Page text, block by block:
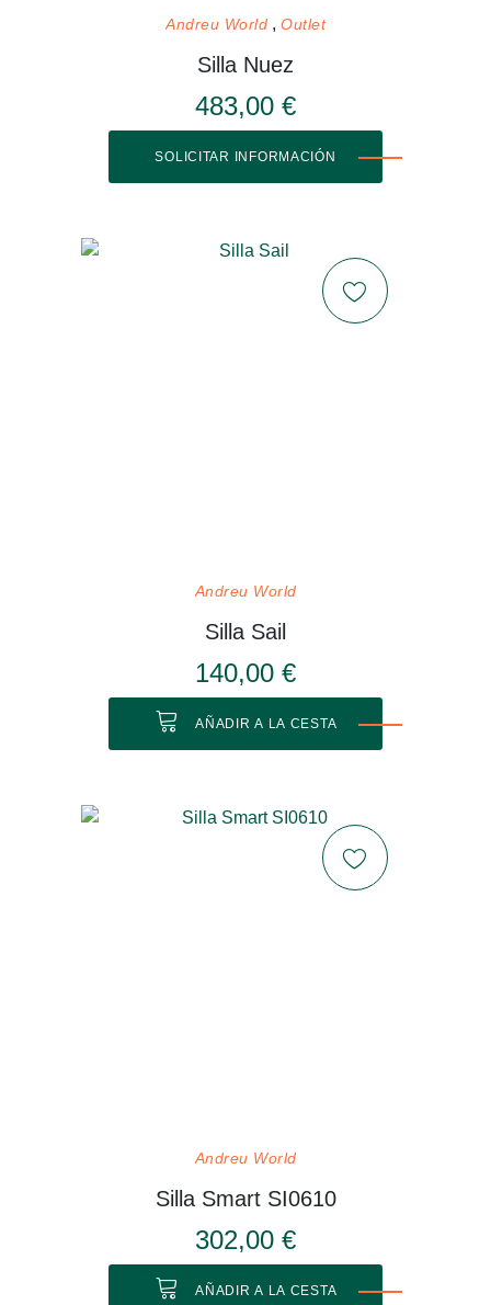
Andreu World Outlet
Silla Nuez
483,00 €
SOLICITAR INFORMACIÓN
Andreu World
Silla Sail
140,00 €
AÑADIR A LA CESTA
Andreu World
Silla Smart SI0610
302,00 €
AÑADIR A LA CESTA